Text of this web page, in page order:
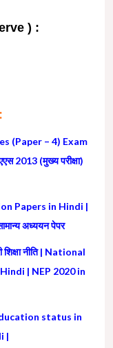
) :
(Paper – 4) Exam
2013 (मुख्य परीक्षा)
Papers in Hindi |
अध्ययन पेपर
शिक्षा नीति | National
| NEP 2020 in
education status in
|